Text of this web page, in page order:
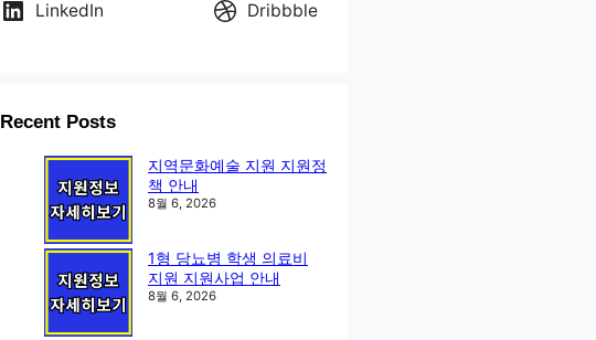
LinkedIn
Dribbble
Recent Posts
지역문화예술 지원 지원정
책 안내
8월 6, 2026
1형 당뇨병 학생 의료비
지원 지원사업 안내
8월 6, 2026